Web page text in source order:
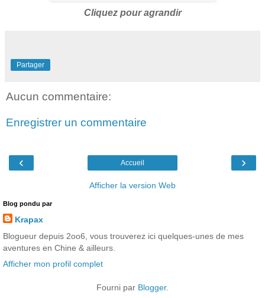
Cliquez pour agrandir
Partager
Aucun commentaire:
Enregistrer un commentaire
‹ ›
Accueil
Afficher la version Web
Blog pondu par
Krapax
Blogueur depuis 2oo6, vous trouverez ici quelques-unes de mes
aventures en Chine & ailleurs.
Afficher mon profil complet
Fourni par Blogger.